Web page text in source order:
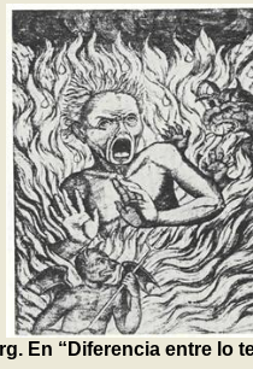
En “Diferencia entre lo